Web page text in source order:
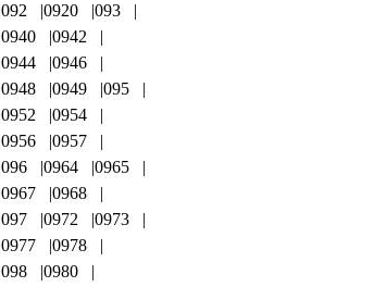
092 0920
093
0940
0942
0944
0946
0948 0949
095
0952
0954
0956
0957
096 0964
0965
0967
0968
097 0972
0973
0977
0978
098
0980